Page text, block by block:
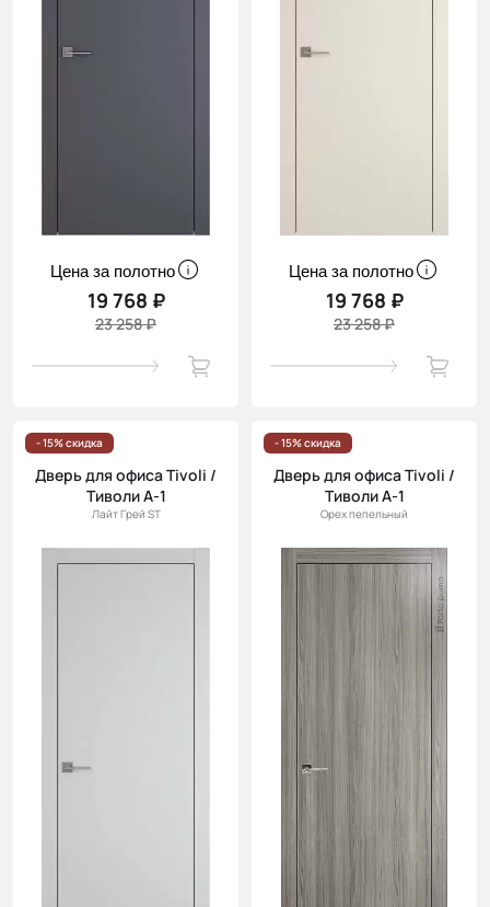
Цена за полотно
19 768 ₽
23 258 ₽
Цена за полотно
19 768 ₽
23 258 ₽
- 15% скидка
Дверь для офиса Tivoli /
Тиволи А-1
Лайт Грей ST
- 15% скидка
Дверь для офиса Tivoli /
Тиволи А-1
Орех пепельный